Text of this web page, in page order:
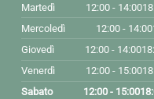
Martedì
12:00 - 14:00
Mercoledì
12:00 - 14:00
Giovedì
12:00 - 14:00
Venerdì
12:00 - 15:00
Sabato
12:00 - 15:00